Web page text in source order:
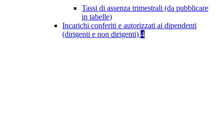
Tassi di assenza trimestrali (da pubblicare
in tabelle)
Incarichi conferiti e autorizzati ai dipendenti
(dirigenti e non dirigenti) 4